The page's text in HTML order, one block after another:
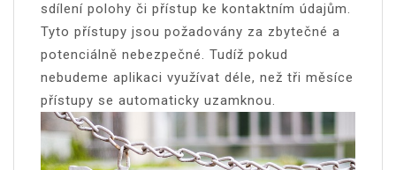
sdílení polohy či přístup ke kontaktním údajům.
Tyto přístupy jsou požadovány za zbytečné a
potenciálně nebezpečné. Tudíž pokud
nebudeme aplikaci využívat déle, než tři měsíce
přístupy se automaticky uzamknou.